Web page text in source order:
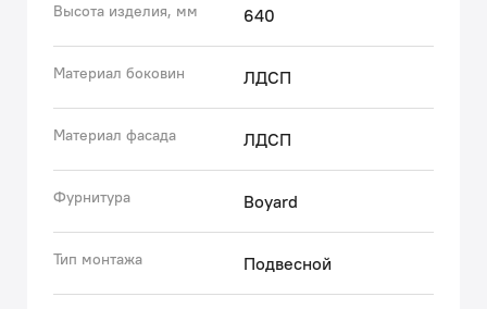
Высота изделия, мм 640
Материал боковин ЛДСП
Материал фасада ЛДСП
Фурнитура Boyard
Тип монтажа Подвесной